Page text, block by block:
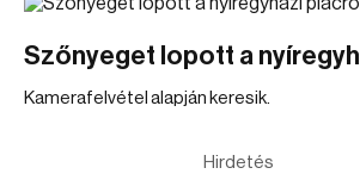
Szőnyeget lopott a
Kamerafelvétel alapján keresik.
Hirdetés